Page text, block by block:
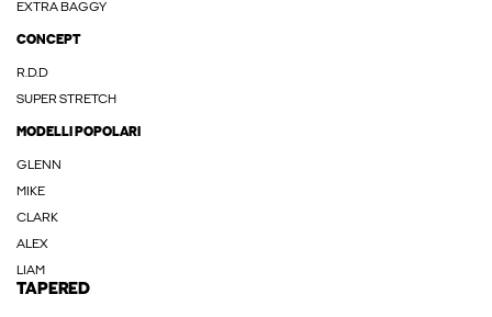
EXTRA BAGGY
CONCEPT
R.D.D
SUPER STRETCH
MODELLI POPOLARI
GLENN
MIKE
CLARK
ALEX
LIAM
TAPERED